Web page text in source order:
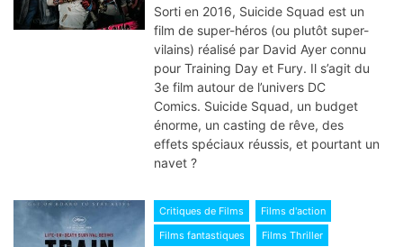
Sorti en 2016, Suicide Squad est un
film de super-héros (ou plutôt super-
vilains) réalisé par David Ayer connu
pour Training Day et Fury. Il s’agit du
3e film autour de l’univers DC
Comics. Suicide Squad, un budget
énorme, un casting de rêve, des
effets spéciaux réussis, et pourtant un
navet ?
Critiques de Films
Films d'action
Films fantastiques
Films Thriller